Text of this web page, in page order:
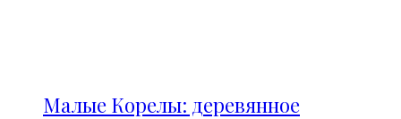
Малые Корелы: деревянное